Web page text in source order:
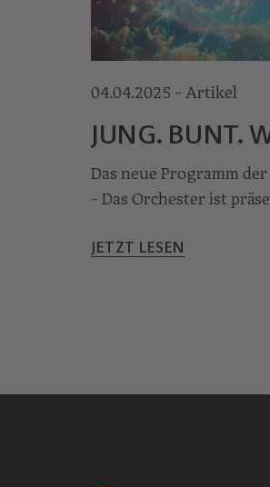
04.04.2025 - Artikel
JUNG. BUNT.
Das neue Programm
- Das Orchester ist
JETZT LESEN